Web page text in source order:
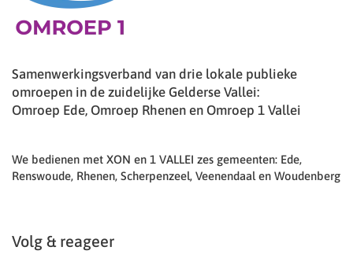
Samenwerkingsverband van drie lokale publieke
omroepen in de zuidelijke Gelderse Vallei:
Omroep Ede, Omroep Rhenen en Omroep 1 Vallei
We bedienen met XON en 1 VALLEI zes gemeenten: Ede,
Renswoude, Rhenen, Scherpenzeel, Veenendaal en Woudenberg
Volg & reageer